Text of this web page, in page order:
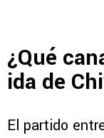
¿Qué
ida de
El partido